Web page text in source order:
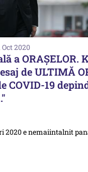
2020
a ORAȘELOR.
de ULTIMĂ
COVID-19